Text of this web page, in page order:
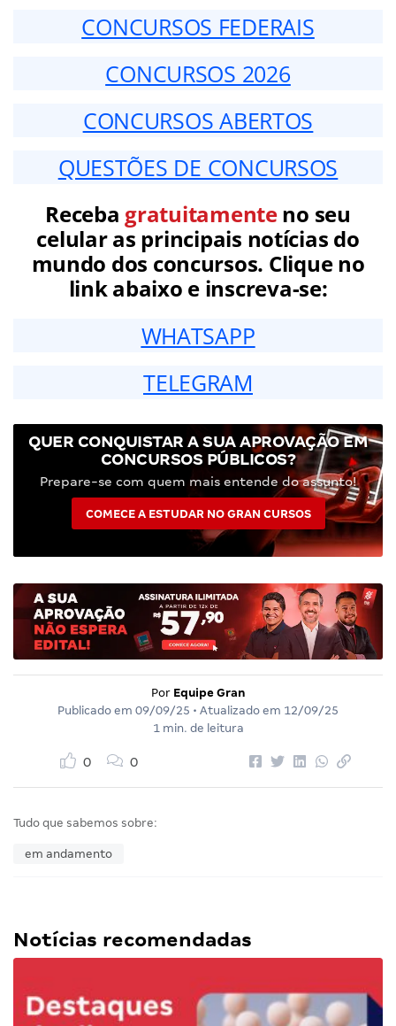
CONCURSOS FEDERAIS
CONCURSOS 2026
CONCURSOS ABERTOS
QUESTÕES DE CONCURSOS
Receba gratuitamenteno seu
celular as principais notícias do
mundo dos concursos. Clique no
link abaixo e inscreva-se:
WHATSAPP
TELEGRAM
QUER CONQUISTAR A SUA APROVAÇÃO EM
CONCURSOS PÚBLICOS?
Prepare-se com quem mais entende do assunto!
COMECE A ESTUDAR NO GRAN CURSOS
Por Equipe Gran
Publicado em 09/09/25 • Atualizado em 12/09/25
1 min. de leitura
0 0
Tudo que sabemos sobre:
em andamento
Notícias recomendadas